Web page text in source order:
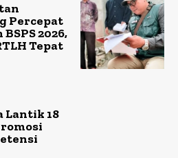
Percepat
2026,
Tepat
Lantik 18